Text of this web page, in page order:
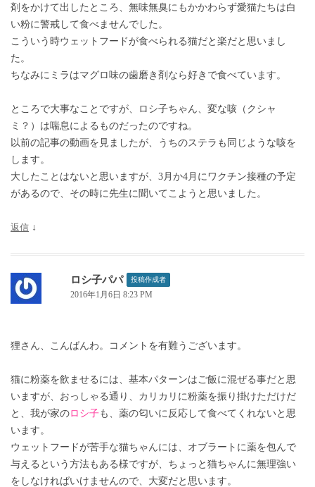
剤をかけて出したところ、無味無臭にもかかわらず愛猫たちは白
い粉に警戒して食べませんでした。
こういう時ウェットフードが食べられる猫だと楽だと思いまし
た。
ちなみにミラはマグロ味の歯磨き剤なら好きで食べています。
ところで大事なことですが、ロシ子ちゃん、変な咳（クシャ
ミ？）は喘息によるものだったのですね。
以前の記事の動画を見ましたが、うちのステラも同じような咳を
します。
大したことはないと思いますが、3月か4月にワクチン接種の予定
があるので、その時に先生に聞いてこようと思いました。
返信 ↓
ロシ子パパ 投稿作成者
2016年1月6日 8:23 PM
狸さん、こんばんわ。コメントを有難うございます。
猫に粉薬を飲ませるには、基本パターンはご飯に混ぜる事だと思
いますが、おっしゃる通り、カリカリに粉薬を振り掛けただけだ
と、我が家のロシ子も、薬の匂いに反応して食べてくれないと思
います。
ウェットフードが苦手な猫ちゃんには、オブラートに薬を包んで
与えるという方法もある様ですが、ちょっと猫ちゃんに無理強い
をしなければいけませんので、大変だと思います。